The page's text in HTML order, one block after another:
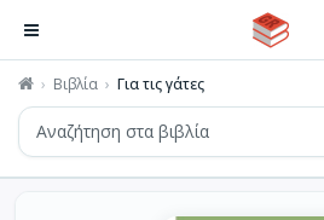
Βιβλία Για τις γάτες